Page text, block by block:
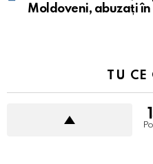
Moldoveni, abuzați în
TU CE